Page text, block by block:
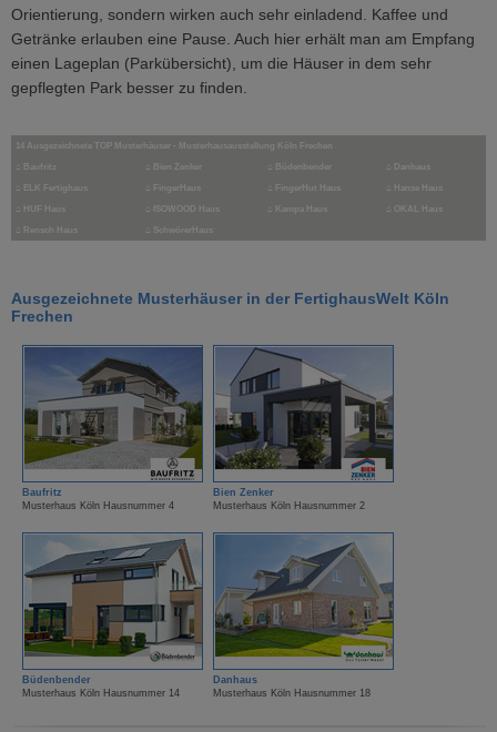
Orientierung, sondern wirken auch sehr einladend. Kaffee und
Getränke erlauben eine Pause. Auch hier erhält man am Empfang
einen Lageplan (Parkübersicht), um die Häuser in dem sehr
gepflegten Park besser zu finden.
14 Ausgezeichnete TOP Musterhäuser - Musterhausausstellung Köln Frechen
⌂ Baufritz ⌂ Bien Zenker ⌂ Büdenbender ⌂ Danhaus
⌂ ELK Fertighaus ⌂ FingerHaus ⌂ FingerHut Haus ⌂ Hanse Haus
⌂ HUF Haus ⌂ ISOWOOD Haus ⌂ Kampa Haus ⌂ OKAL Haus
⌂ Rensch Haus ⌂ SchwörerHaus
Ausgezeichnete Musterhäuser in der FertighausWelt Köln
Frechen
Baufritz
Musterhaus Köln Hausnummer 4
Bien Zenker
Musterhaus Köln Hausnummer 2
Büdenbender
Musterhaus Köln Hausnummer 14
Danhaus
Musterhaus Köln Hausnummer 18